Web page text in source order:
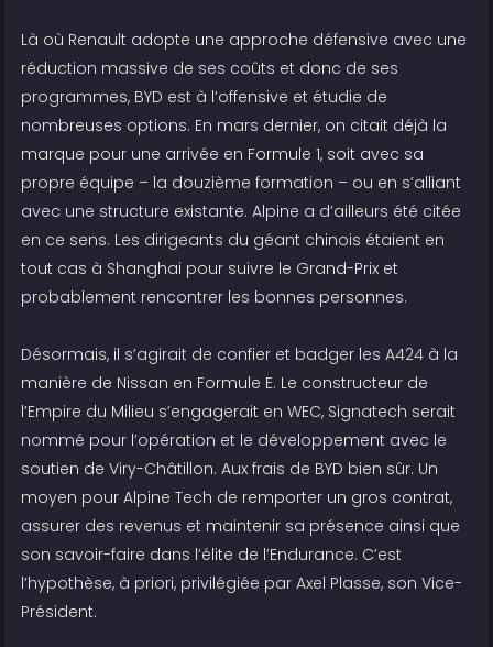
Là où Renault adopte une approche défensive avec une
réduction massive de ses coûts et donc de ses
programmes, BYD est à l’offensive et étudie de
nombreuses options. En mars dernier, on citait déjà la
marque pour une arrivée en Formule 1, soit avec sa
propre équipe – la douzième formation – ou en s’alliant
avec une structure existante. Alpine a d’ailleurs été citée
en ce sens. Les dirigeants du géant chinois étaient en
tout cas à Shanghai pour suivre le Grand-Prix et
probablement rencontrer les bonnes personnes.
Désormais, il s’agirait de confier et badger les A424 à la
manière de Nissan en Formule E. Le constructeur de
l’Empire du Milieu s’engagerait en WEC, Signatech serait
nommé pour l’opération et le développement avec le
soutien de Viry-Châtillon. Aux frais de BYD bien sûr. Un
moyen pour Alpine Tech de remporter un gros contrat,
assurer des revenus et maintenir sa présence ainsi que
son savoir-faire dans l’élite de l’Endurance. C’est
l’hypothèse, à priori, privilégiée par Axel Plasse, son Vice-
Président.